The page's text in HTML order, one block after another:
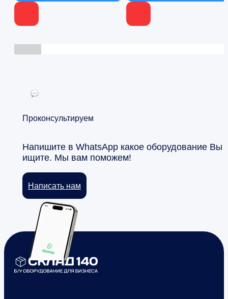
Проконсультируем
Напишите в WhatsApp какое оборудование Вы
ищите. Мы вам поможем!
Написать нам